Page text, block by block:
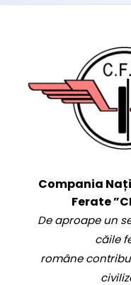
Compania
Ferate
De aproape un
căile
române